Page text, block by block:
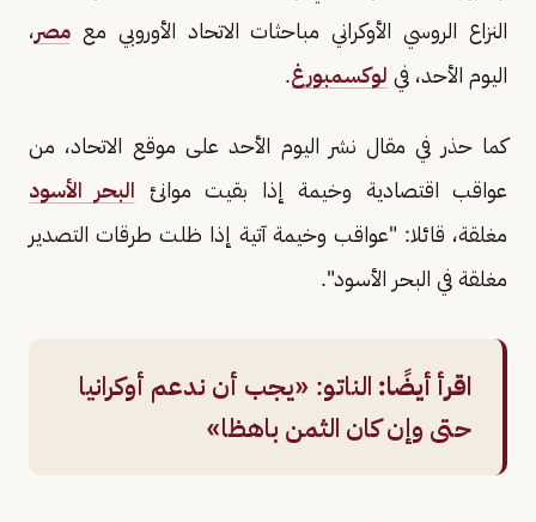
النزاع الروسي الأوكراني مباحثات الاتحاد الأوروبي مع مصر،
اليوم الأحد، في لوكسمبورغ.
كما حذر في مقال نشر اليوم الأحد على موقع الاتحاد، من
عواقب اقتصادية وخيمة إذا بقيت موانئ البحر الأسود
مغلقة، قائلا: "عواقب وخيمة آتية إذا ظلت طرقات التصدير
مغلقة في البحر الأسود".
اقرأ أيضًا: الناتو: «يجب أن ندعم أوكرانيا
حتى وإن كان الثمن باهظا»